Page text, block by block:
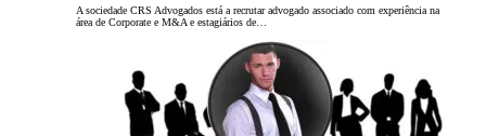
A sociedade CRS Advogados está a recrutar advogado associado com experiência na
área de Corporate e M&A e estagiários de…